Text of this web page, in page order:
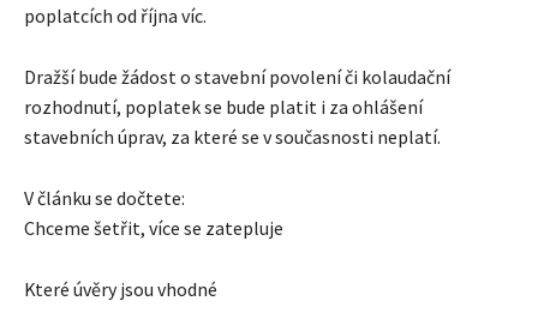
poplatcích od října víc.
Dražší bude žádost o stavební povolení či kolaudační
rozhodnutí, poplatek se bude platit i za ohlášení
stavebních úprav, za které se v současnosti neplatí.
V článku se dočtete:
Chceme šetřit, více se zatepluje
Které úvěry jsou vhodné